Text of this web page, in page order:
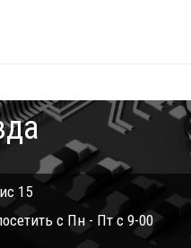
15
с Пн - Пт с 9-00